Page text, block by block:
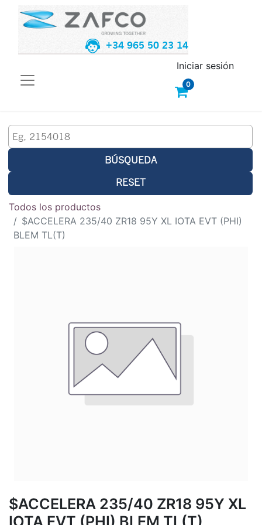
+34 965 50 23 14
0
Iniciar sesión
BÚSQUEDA
RESET
Todos los productos
$ACCELERA 235/40 ZR18 95Y XL IOTA EVT (PHI)
BLEM TL(T)
$ACCELERA 235/40 ZR18 95Y XL
IOTA EVT (PHI) BLEM TL(T)